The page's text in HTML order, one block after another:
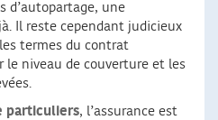
d’autopartage, une
Il reste cependant judicieux
termes du contrat
le niveau de couverture et les
particuliers, l’assurance est